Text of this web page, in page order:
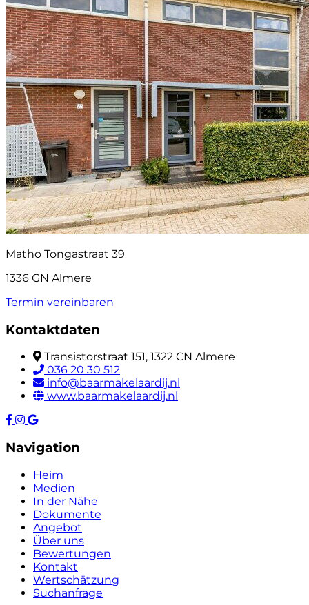
Matho Tongastraat 39
1336 GN Almere
Termin vereinbaren
Kontaktdaten
Transistorstraat 151, 1322 CN Almere
036 20 30 512
info@baarmakelaardij.nl
www.baarmakelaardij.nl
Navigation
Heim
Medien
In der Nähe
Dokumente
Angebot
Über uns
Bewertungen
Kontakt
Wertschätzung
Suchanfrage